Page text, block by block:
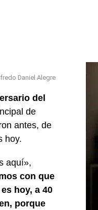
Daniel Alegre
del
de
antes, de
hoy.
aquí»,
con que
hoy, a 40
porque